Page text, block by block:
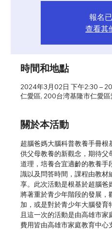
報名
查看其
時間和地點
2024年3月02日 下午2:30 –
仁愛區, 200台湾基隆市仁愛
關於本活動
超腦爸媽大腦科普教養手冊根
供父母教養的新觀念，期待父
道理，培養合宜適齡的教養手
識以及問答時間，課程由教材
享。此次活動是根基於超腦爸
將著重於青少年階段的發展，
加，或是對於青少年大腦發育
且這一次的活動是由高雄市
費用皆由高雄市家庭教育中心